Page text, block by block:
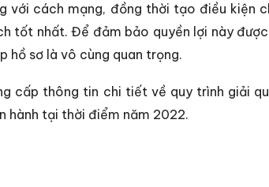
với cách mạng, đồng thời tạo điều kiện
tốt nhất. Để đảm bảo quyền lợi này
hồ sơ là vô cùng quan trọng.
cấp thông tin chi tiết về quy trình giải
hành tại thời điểm năm 2022.